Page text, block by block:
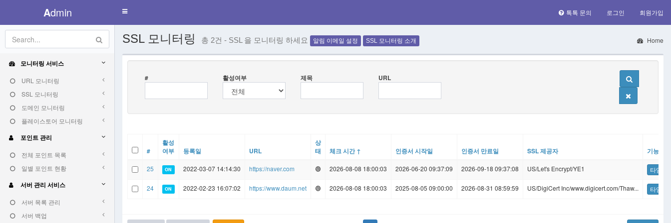
Admin
Toggle
톡톡 문의 로그인 회원가입
모니터링 서비스
URL 모니터링
SSL 모니터링
도메인 모니터링
플레이스토어 모니터링
포인트 관리
전체 포인트 목록
일별 포인트 현황
서버 관리 서비스
서버 목록 관리
서버 백업
SSL 모니터링 총 2건 - SSL 을 모니터링 하세요 알림 이메일 설정 SSL 모니터링 소개 Home
# 활성여부 제목 URL
#
활성
여부
등록일 URL
상
태
체크 시간 ↑ 인증서 시작일 인증서 만료일 SSL 제공자 기능
25 ON 2022-03-07 14:14:30 https://naver.com 🟢 2026-08-08 18:00:03 2026-06-20 09:37:09 2026-09-18 09:37:08 US/Let's Encrypt/YE1 타임라
24 ON 2022-02-23 16:07:02 https://www.daum.net 🟢 2026-08-08 18:00:03 2025-08-05 09:00:00 2026-08-31 08:59:59 US/DigiCert Inc/www.digicert.com/Thaw... 타임라